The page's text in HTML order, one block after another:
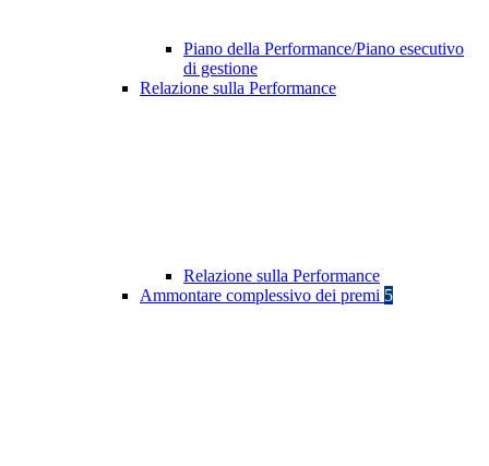
Piano della Performance/Piano esecutivo
di gestione
Relazione sulla Performance
Relazione sulla Performance
Ammontare complessivo dei premi 5